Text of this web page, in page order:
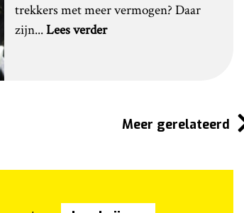
trekkers met meer vermogen? Daar
zijn...Lees verder
Meer gerelateerd